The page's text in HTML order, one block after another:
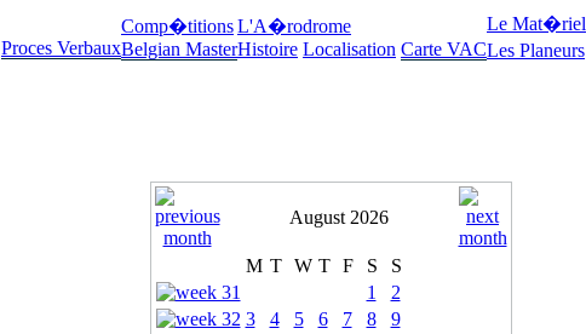
Proces Verbaux
Comp�titions
Belgian Master
L'A�rodrome
Histoire Localisation Carte VAC
Le Mat�riel
Les Planeurs
August 2026
M T W T F S
S
1
2
3
4 5 6 7 8
9